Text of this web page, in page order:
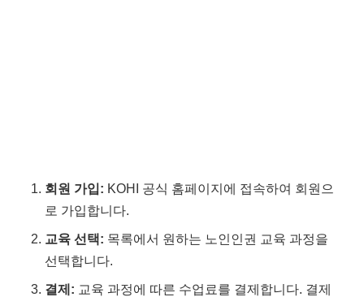
회원 가입: KOHI 공식 홈페이지에 접속하여 회원으
로 가입합니다.
교육 선택: 목록에서 원하는 노인인권 교육 과정을
선택합니다.
결제: 교육 과정에 따른 수업료를 결제합니다. 결제